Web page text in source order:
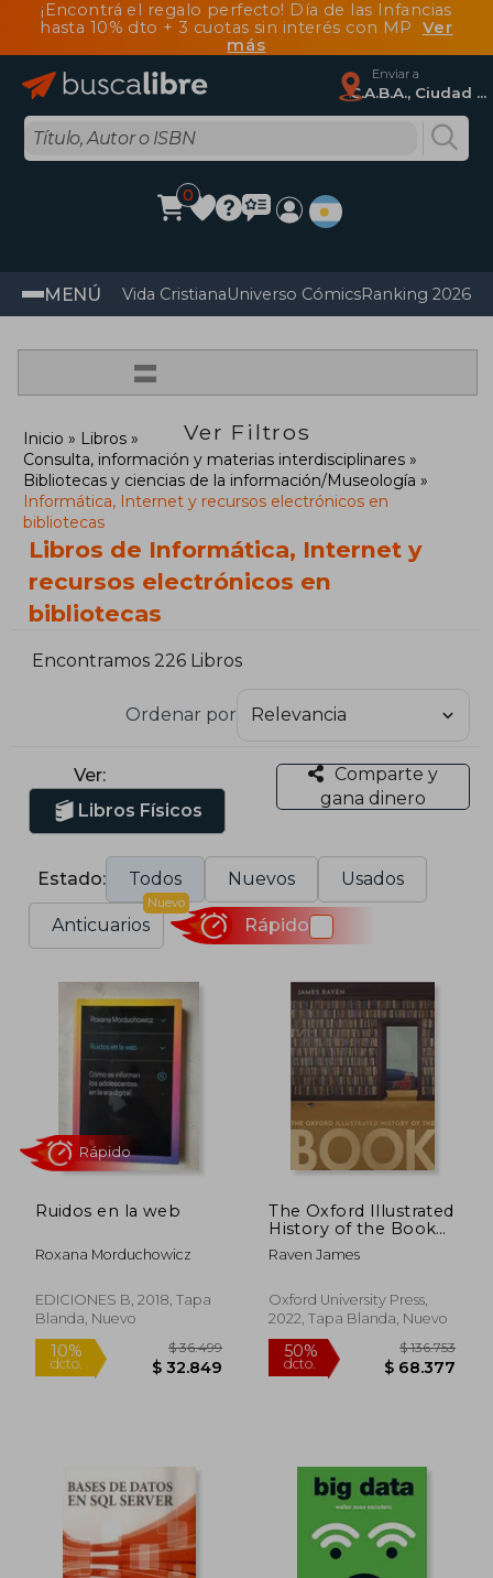
¡Encontrá el regalo perfecto! Día de las Infancias
hasta 10% dto + 3 cuotas sin interés con MP Ver
más
Enviar a
C.A.B.A., Ciudad Autónoma De Buenos Aires
0
MENÚ Vida CristianaUniverso CómicsRanking 2026
=
Ver Filtros
Inicio
Libros
Consulta, información y materias interdisciplinares
Bibliotecas y ciencias de la información/Museología
Informática, Internet y recursos electrónicos en
bibliotecas
Libros de Informática, Internet y
recursos electrónicos en
bibliotecas
Encontramos 226 Libros
Ordenar por
Ver:
Libros Físicos
Comparte y
gana dinero
Estado: Todos Nuevos Usados
Anticuarios
Nuevo
Rápido
Ruidos en la web
Roxana Morduchowicz
EDICIONES B, 2018, Tapa
Blanda, Nuevo
10% $ 36.499
$ 32.849
The Oxford Illustrated
History of the Book
(en Inglés)
Raven James
Oxford University Press,
2022, Tapa Blanda, Nuevo
50%
dcto.